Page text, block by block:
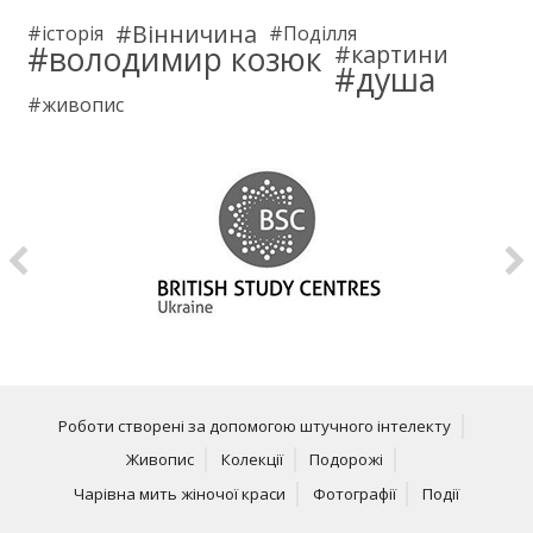
історія Вінничина Поділля
володимир козюк картини
душа
живопис
Роботи створені за допомогою штучного інтелекту
Живопис
Колекції
Подорожі
Чарівна мить жіночої краси
Фотографії Події